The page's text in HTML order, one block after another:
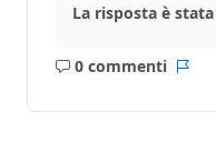
La risposta è
0 commenti
Nessun